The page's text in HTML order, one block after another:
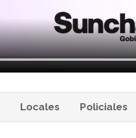
Locales Policiales